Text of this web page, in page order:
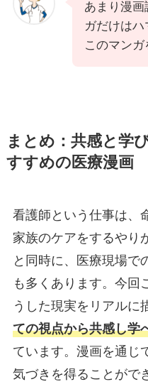
あまり漫
ガだけは
このマンガ
まとめ：共感と学
すすめの医療漫画
看護師という仕事は、
家族のケアをするやり
と同時に、医療現場で
も多くあります。今回
うした現実をリアルに
ての視点から共感し学
ています。漫画を通じ
気づきを得ることがで